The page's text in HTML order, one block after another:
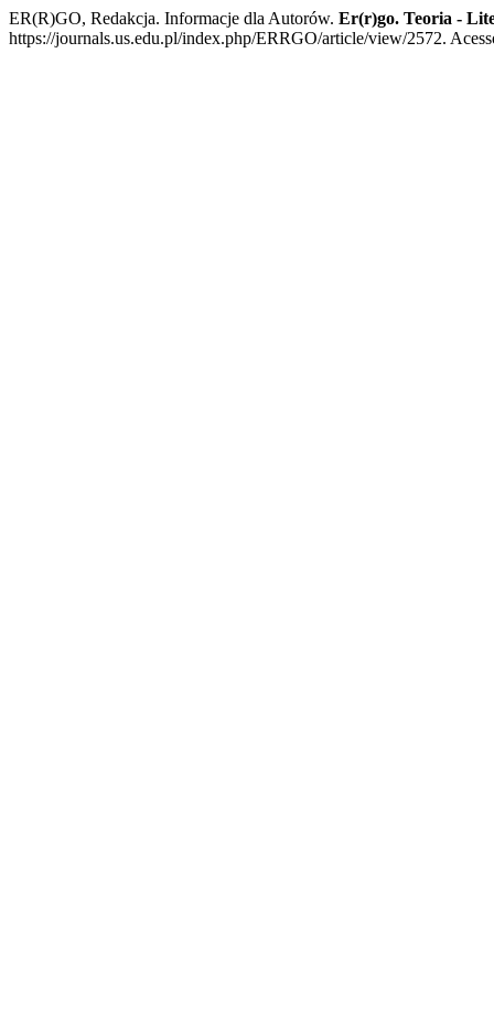
ER(R)GO, Redakcja. Informacje dla Autorów. Er(r)go. Teoria -
https://journals.us.edu.pl/index.php/ERRGO/article/view/2572.